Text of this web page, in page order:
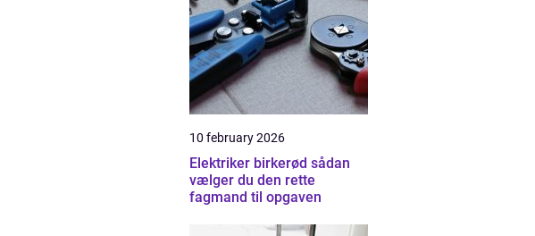
10 february 2026
Elektriker birkerød sådan
vælger du den rette
fagmand til opgaven